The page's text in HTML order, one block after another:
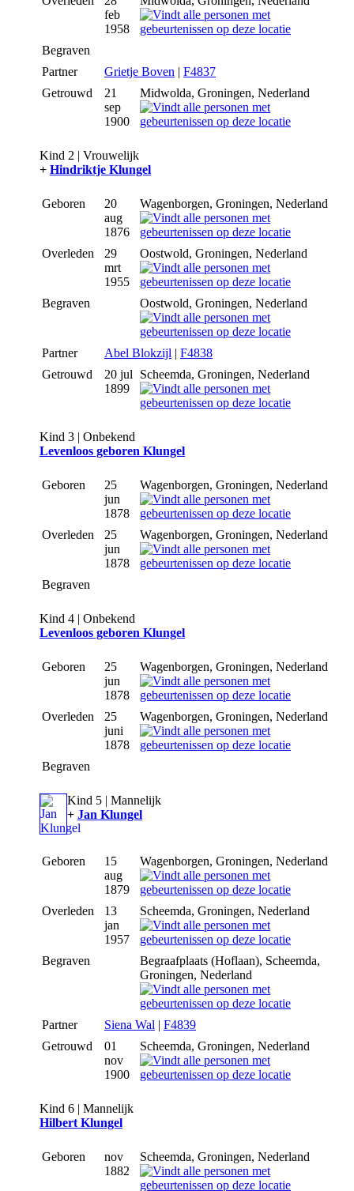
feb
1958
Begraven
Partner
Grietje Boven | F4837
Getrouwd
21
sep
1900
Midwolda, Groningen, Nederland
Kind 2 | Vrouwelijk
+ Hindriktje Klungel
Geboren
20
aug
1876
Wagenborgen, Groningen, Nederland
Overleden
29
mrt
1955
Oostwold, Groningen, Nederland
Begraven Oostwold, Groningen, Nederland
Partner Abel Blokzijl | F4838
Getrouwd
20 jul
1899
Scheemda, Groningen, Nederland
Kind 3 | Onbekend
Levenloos geboren Klungel
Geboren
25
jun
1878
Wagenborgen, Groningen, Nederland
Overleden
25
jun
1878
Wagenborgen, Groningen, Nederland
Begraven
Kind 4 | Onbekend
Levenloos geboren Klungel
Geboren
25
jun
1878
Wagenborgen, Groningen, Nederland
Overleden
25
juni
1878
Wagenborgen, Groningen, Nederland
Begraven
Kind 5 | Mannelijk
+ Jan Klungel
Geboren
15
aug
1879
Wagenborgen, Groningen, Nederland
Overleden
13
jan
1957
Scheemda, Groningen, Nederland
Begraven
Begraafplaats (Hoflaan), Scheemda,
Groningen, Nederland
Partner Siena Wal | F4839
Getrouwd
01
nov
1900
Scheemda, Groningen, Nederland
Kind 6 | Mannelijk
Hilbert Klungel
Geboren
nov
1882
Scheemda, Groningen, Nederland